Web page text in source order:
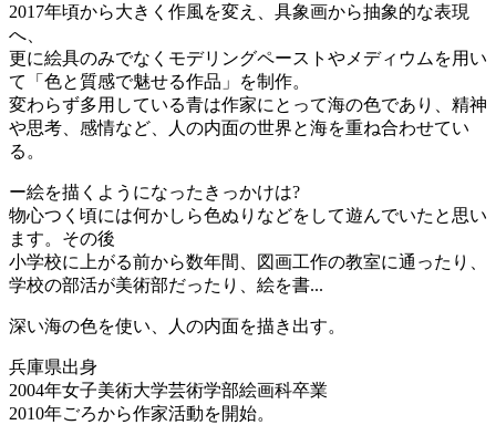
2017年頃から大きく作風を変え、具象画から抽象的な表現
へ、
更に絵具のみでなくモデリングペーストやメディウムを用い
て「色と質感で魅せる作品」を制作。
変わらず多用している青は作家にとって海の色であり、精神
や思考、感情など、人の内面の世界と海を重ね合わせてい
る。
ー絵を描くようになったきっかけは?
物心つく頃には何かしら色ぬりなどをして遊んでいたと思い
ます。その後
小学校に上がる前から数年間、図画工作の教室に通ったり、
学校の部活が美術部だったり、絵を書...
深い海の色を使い、人の内面を描き出す。
兵庫県出身
2004年女子美術大学芸術学部絵画科卒業
2010年ごろから作家活動を開始。